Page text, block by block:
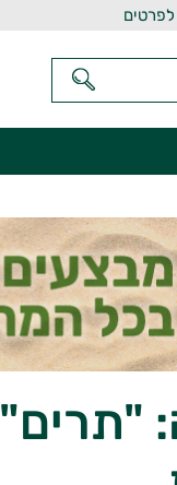
"תרים"